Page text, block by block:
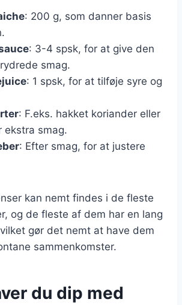
: 200 g, som danner basis
: 3-4 spsk, for at give den
smag.
: 1 spsk, for at tilføje syre og
: F.eks. hakket koriander eller
ekstra smag.
: Efter smag, for at justere
kan nemt findes i de fleste
og de fleste af dem har en lang
gør det nemt at have dem
sammenkomster.
du dip med